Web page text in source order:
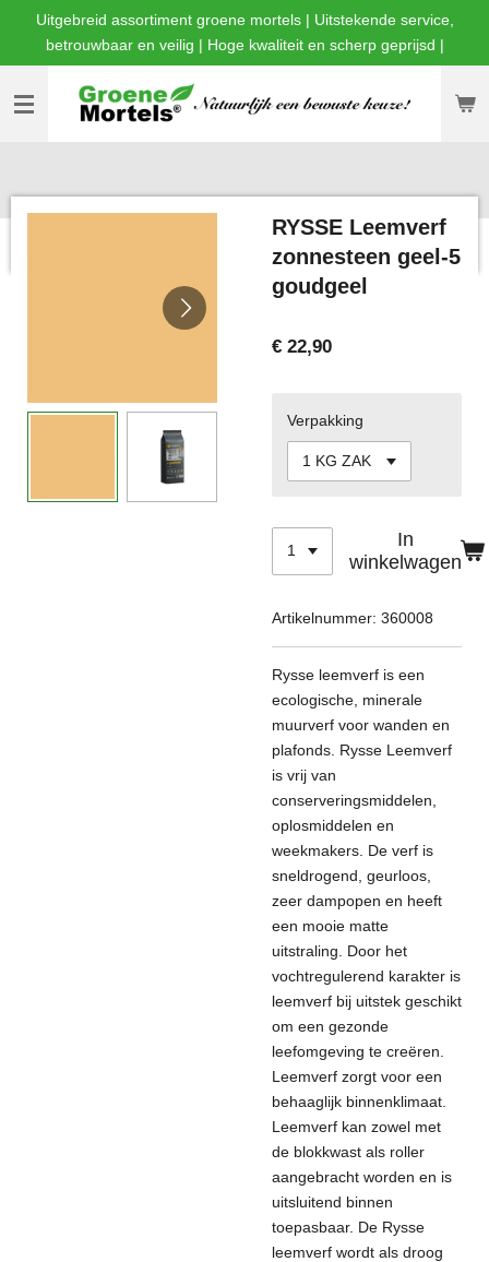
direct
de
hoofdinhoud
Uitgebreid assortiment groene mortels | Uitstekende service,
betrouwbaar en veilig | Hoge kwaliteit en scherp geprijsd |
RYSSE Leemverf
zonnesteen geel-5
goudgeel
€ 22,90
Verpakking
In
winkelwagen
Artikelnummer: 360008
Rysse leemverf is een
ecologische, minerale
muurverf voor wanden en
plafonds. Rysse Leemverf
is vrij van
conserveringsmiddelen,
oplosmiddelen en
weekmakers. De verf is
sneldrogend, geurloos,
zeer dampopen en heeft
een mooie matte
uitstraling. Door het
vochtregulerend karakter is
leemverf bij uitstek geschikt
om een gezonde
leefomgeving te creëren.
Leemverf zorgt voor een
behaaglijk binnenklimaat.
Leemverf kan zowel met
de blokkwast als roller
aangebracht worden en is
uitsluitend binnen
toepasbaar. De Rysse
leemverf wordt als droog